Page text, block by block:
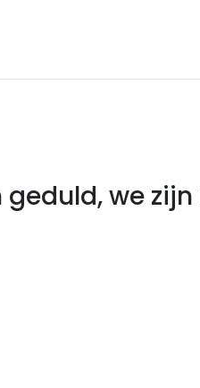
geduld, we zijn